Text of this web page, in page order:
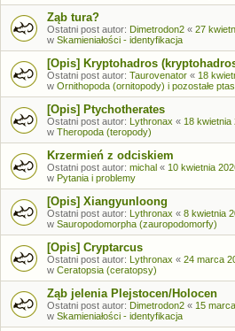
Ząb tura?
Ostatni post autor: Dimetrodon2 « 27
w Skamieniałości - identyfikacja
[Opis] Kryptohadros
Ostatni post autor: Taurovenator « 18
w Ornithopoda (ornitopody) i pozostałe
[Opis] Ptychotherates
Ostatni post autor: Lythronax « 18 kwietnia
w Theropoda (teropody)
Krzermień z odciskiem
Ostatni post autor: michal « 10 kwietnia
w Pytania i problemy
[Opis] Xiangyunloong
Ostatni post autor: Lythronax « 8 kwietnia
w Sauropodomorpha (zauropodomorfy)
[Opis] Cryptarcus
Ostatni post autor: Lythronax « 24 marca
w Ceratopsia (ceratopsy)
Ząb jelenia Plejstocen/Holocen
Ostatni post autor: Dimetrodon2 « 15
w Skamieniałości - identyfikacja